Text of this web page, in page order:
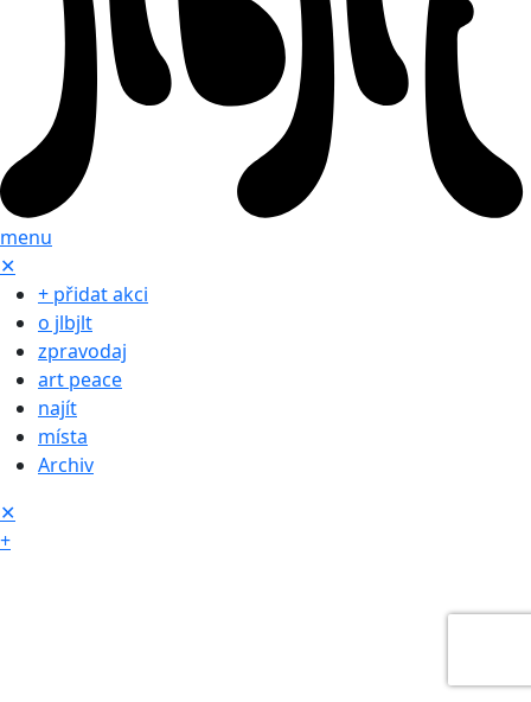
menu
✕
+ přidat akci
o jlbjlt
zpravodaj
art peace
najít
místa
Archiv
✕
+